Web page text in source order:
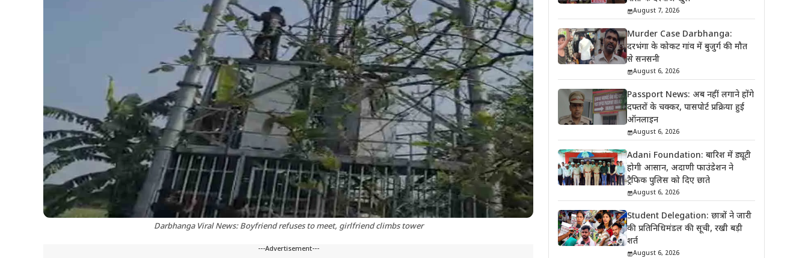
Darbhanga Viral News: Boyfriend refuses to meet, girlfriend climbs tower
---Advertisement---
August 7, 2026
Murder Case Darbhanga:
दरभंगा के कोकट गांव में बुजुर्ग की मौत
से सनसनी
August 6, 2026
Passport News: अब नहीं लगाने होंगे
दफ्तरों के चक्कर, पासपोर्ट प्रक्रिया हुई
ऑनलाइन
August 6, 2026
Adani Foundation: बारिश में ड्यूटी
होगी आसान, अदाणी फाउंडेशन ने
ट्रैफिक पुलिस को दिए छाते
August 6, 2026
Student Delegation: छात्रों ने जारी
की प्रतिनिधिमंडल की सूची, रखी बड़ी
शर्त
August 6, 2026